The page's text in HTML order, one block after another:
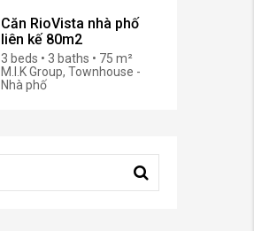
Căn RioVista nhà phố
liên kế 80m2
3 beds • 3 baths • 75 m²
M.I.K Group, Townhouse -
Nhà phố